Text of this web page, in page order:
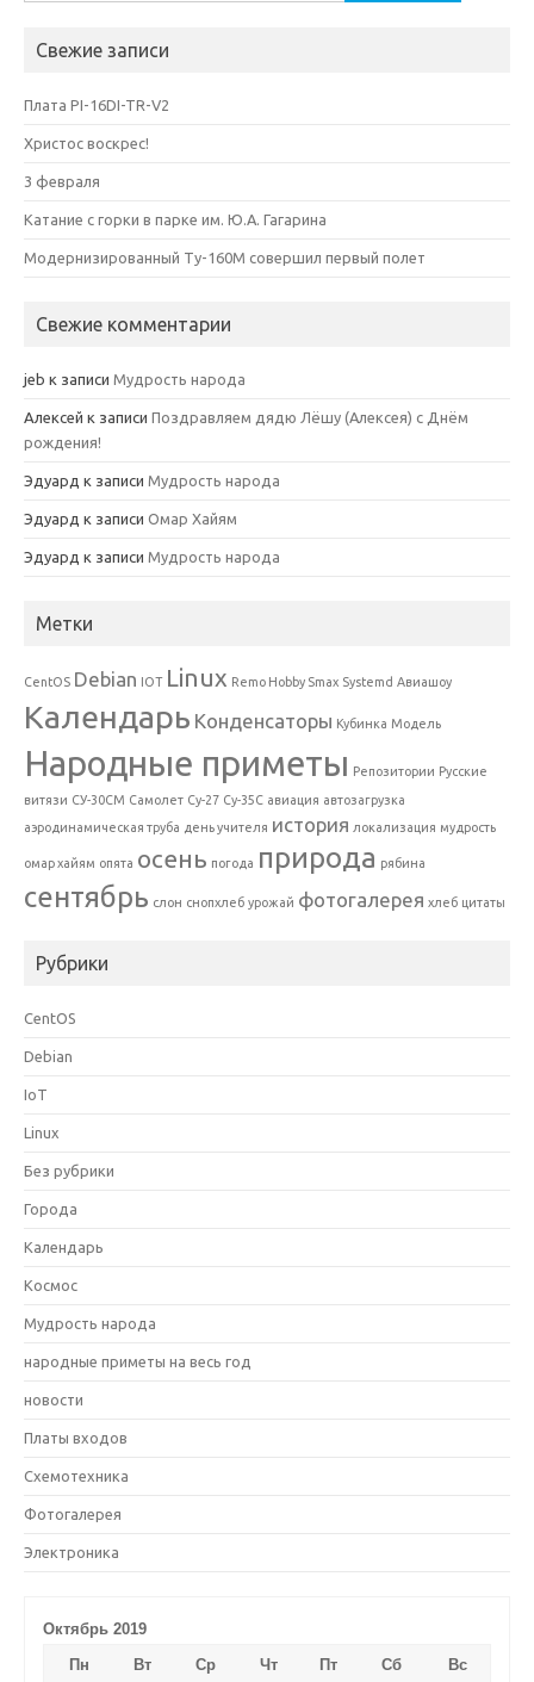
Свежие записи
Плата PI-16DI-TR-V2
Христос воскрес!
3 февраля
Катание с горки в парке им. Ю.А. Гагарина
Модернизированный Ту-160М совершил первый полет
Свежие комментарии
jeb к записи Мудрость народа
Алексей к записи Поздравляем дядю Лёшу (Алексея) с Днём
рождения!
Эдуард к записи Мудрость народа
Эдуард к записи Омар Хайям
Эдуард к записи Мудрость народа
Метки
CentOS Debian IOT Linux Remo Hobby Smax Systemd Авиашоу
Календарь Конденсаторы Кубинка Модель
Народные приметы Репозитории Русские
витязи СУ-30СМ Самолет Су-27 Су-35С авиация автозагрузка
аэродинамическая труба день учителя история локализация мудрость
омар хайям опята осень погода природа рябина
сентябрь слон снопхлеб урожай фотогалерея хлеб цитаты
Рубрики
CentOS
Debian
IoT
Linux
Без рубрики
Города
Календарь
Космос
Мудрость народа
народные приметы на весь год
новости
Платы входов
Схемотехника
Фотогалерея
Электроника
Октябрь 2019
Пн
Вт Ср Чт Пт Сб
Вс